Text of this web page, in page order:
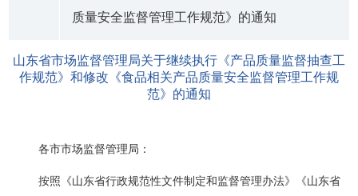
质量安全监督管理工作规范》的通知
山东省市场监督管理局关于继续执行《产品质量监督抽查工
作规范》和修改《食品相关产品质量安全监督管理工作规
范》的通知
各市市场监督管理局：
按照《山东省行政规范性文件制定和监督管理办法》《山东省